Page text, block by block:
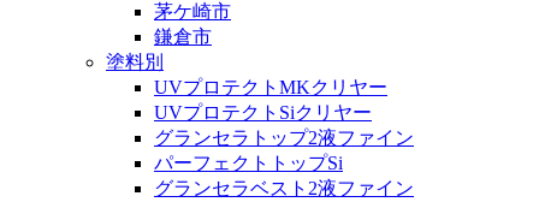
茅ケ崎市
鎌倉市
塗料別
UVプロテクトMKクリヤー
UVプロテクトSiクリヤー
グランセラトップ2液ファイン
パーフェクトトップSi
グランセラベスト2液ファイン